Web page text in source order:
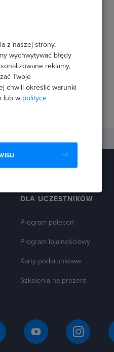
SIĘ
DLA UCZESTNIKÓW
Program poleceń
Program lojalnościowy
Karty podarunkowe
Szkolenia na prezent
z naszej strony,
wychwytywać błędy
reklamy,
Twoje
chwili określić warunki
lub w polityce